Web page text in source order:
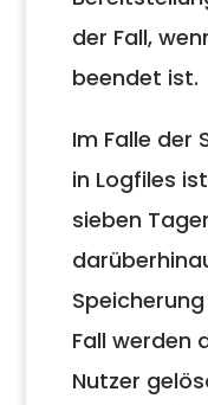
der Fall,
beendet ist.
Im Falle der
in Logfiles
sieben
Fall werden
Nutzer